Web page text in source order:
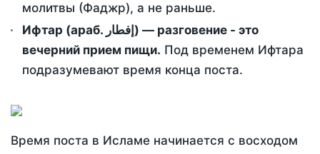
молитвы (Фаджр), а не раньше.
Ифтар (араб. إفطار) — разговение - это
вечерний прием пищи. Под временем Ифтара
подразумевают время конца поста.
Время поста в Исламе начинается с восходом